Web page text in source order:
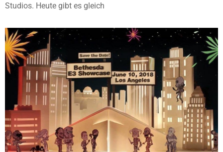
Studios. Heute gibt es gleich